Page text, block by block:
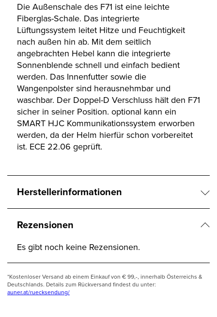
Die Außenschale des F71 ist eine leichte
Fiberglas-Schale. Das integrierte
Lüftungssystem leitet Hitze und Feuchtigkeit
nach außen hin ab. Mit dem seitlich
angebrachten Hebel kann die integrierte
Sonnenblende schnell und einfach bedient
werden. Das Innenfutter sowie die
Wangenpolster sind herausnehmbar und
waschbar. Der Doppel-D Verschluss hält den F71
sicher in seiner Position. optional kann ein
SMART HJC Kommunikationssystem erworben
werden, da der Helm hierfür schon vorbereitet
ist. ECE 22.06 geprüft.
Herstellerinformationen
Rezensionen
Es gibt noch keine Rezensionen.
*Kostenloser Versand ab einem Einkauf von € 99,-, innerhalb Österreichs &
Deutschlands. Details zum Rückversand findest du unter:
auner.at/ruecksendung/